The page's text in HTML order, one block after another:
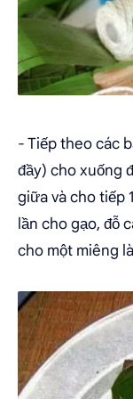
- Tiếp theo các
đầy) cho xuống
giữa và cho tiếp
lần cho gạo, đỗ
cho một miêng